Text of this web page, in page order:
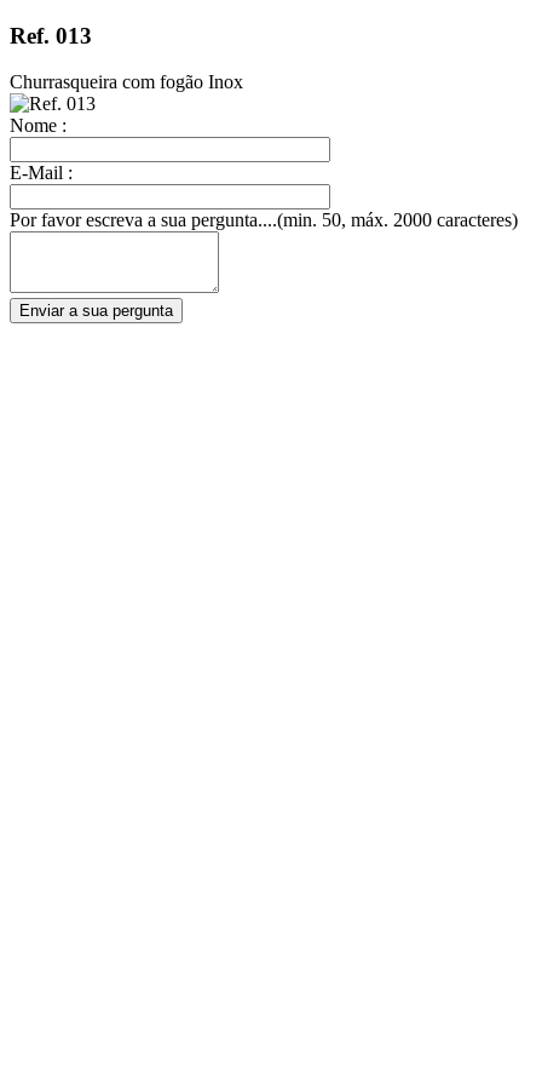
Ref. 013
Churrasqueira com fogão Inox
Nome :
E-Mail :
Por favor escreva a sua pergunta....(min. 50, máx. 2000 caracteres)
Enviar a sua pergunta